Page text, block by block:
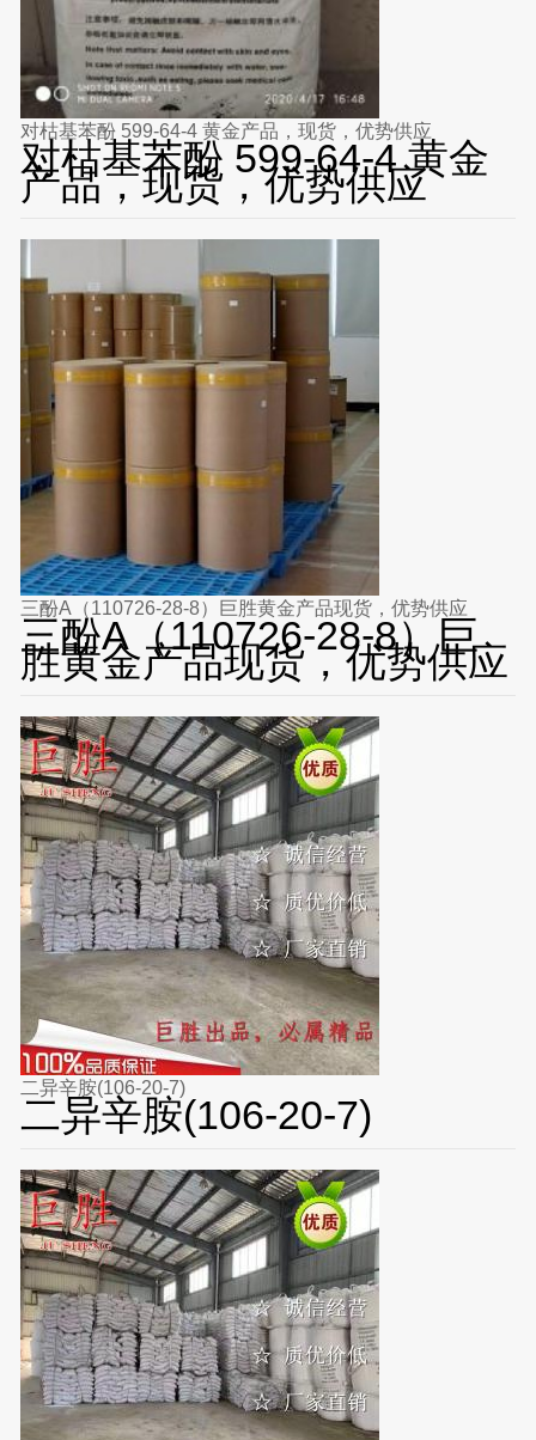
对枯基苯酚 599-64-4 黄金产品，现货，优势供应
对枯基苯酚 599-64-4 黄金
产品，现货，优势供应
三酚A（110726-28-8）巨胜黄金产品现货，优势供应
三酚A（110726-28-8）巨
胜黄金产品现货，优势供应
二异辛胺(106-20-7)
二异辛胺(106-20-7)